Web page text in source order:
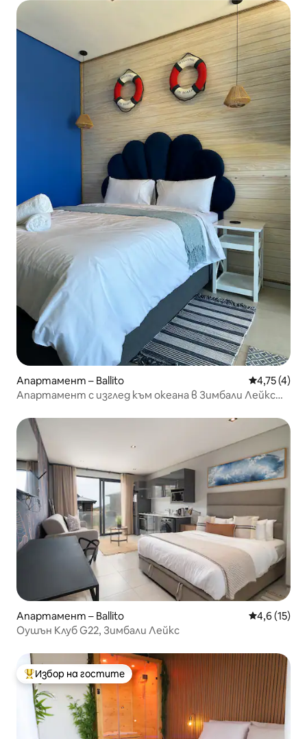
Апартамент – Ballito Средна
4,75 (4)
Апартамент с изглед към океана в Зимбали Лейкс
Апартамент – Ballito Средна
4,6 (15)
Оушън Клуб G22, Зимбали Лейкс
Най-популярен избор на гостите
Избор на гостите